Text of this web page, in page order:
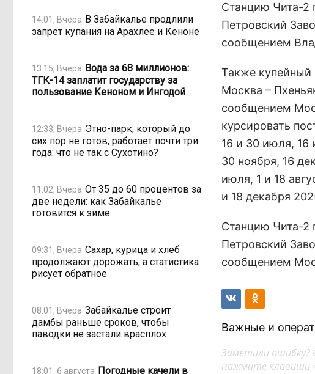
14:01, Вчера В Забайкалье продлили
запрет купания на Арахлее и Кеноне
13:15, Вчера Вода за 68 миллионов:
ТГК-14 заплатит государству за
пользование Кеноном и Ингодой
12:33, Вчера Этно-парк, который до
сих пор не готов, работает почти три
года: что не так с Сухотино?
11:02, Вчера От 35 до 60 процентов за
две недели: как Забайкалье
готовится к зиме
09:31, Вчера Сахар, курица и хлеб
продолжают дорожать, а статистика
рисует обратное
08:01, Вчера Забайкалье строит
дамбы раньше сроков, чтобы
паводки не застали врасплох
18:01, 6 августа Погодные качели в
Станцию Чита-2
Петровский
сообщением
Также
Москва –
сообщением
курсировать
16 и 30 июля, 16
30 ноября, 16
июля, 1 и 18
и 18 декабря
Станцию Чита-2
Петровский
сообщением
Важные и
Заметили
нажмите клавиши